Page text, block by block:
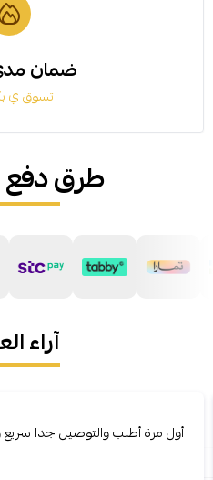
ضمان
تسوق ي
طرق
آراء
أول مرة أطلب والتوصيل جدا سريع